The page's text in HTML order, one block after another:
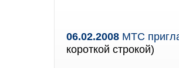
06.02.2008 МТС
короткой строкой)